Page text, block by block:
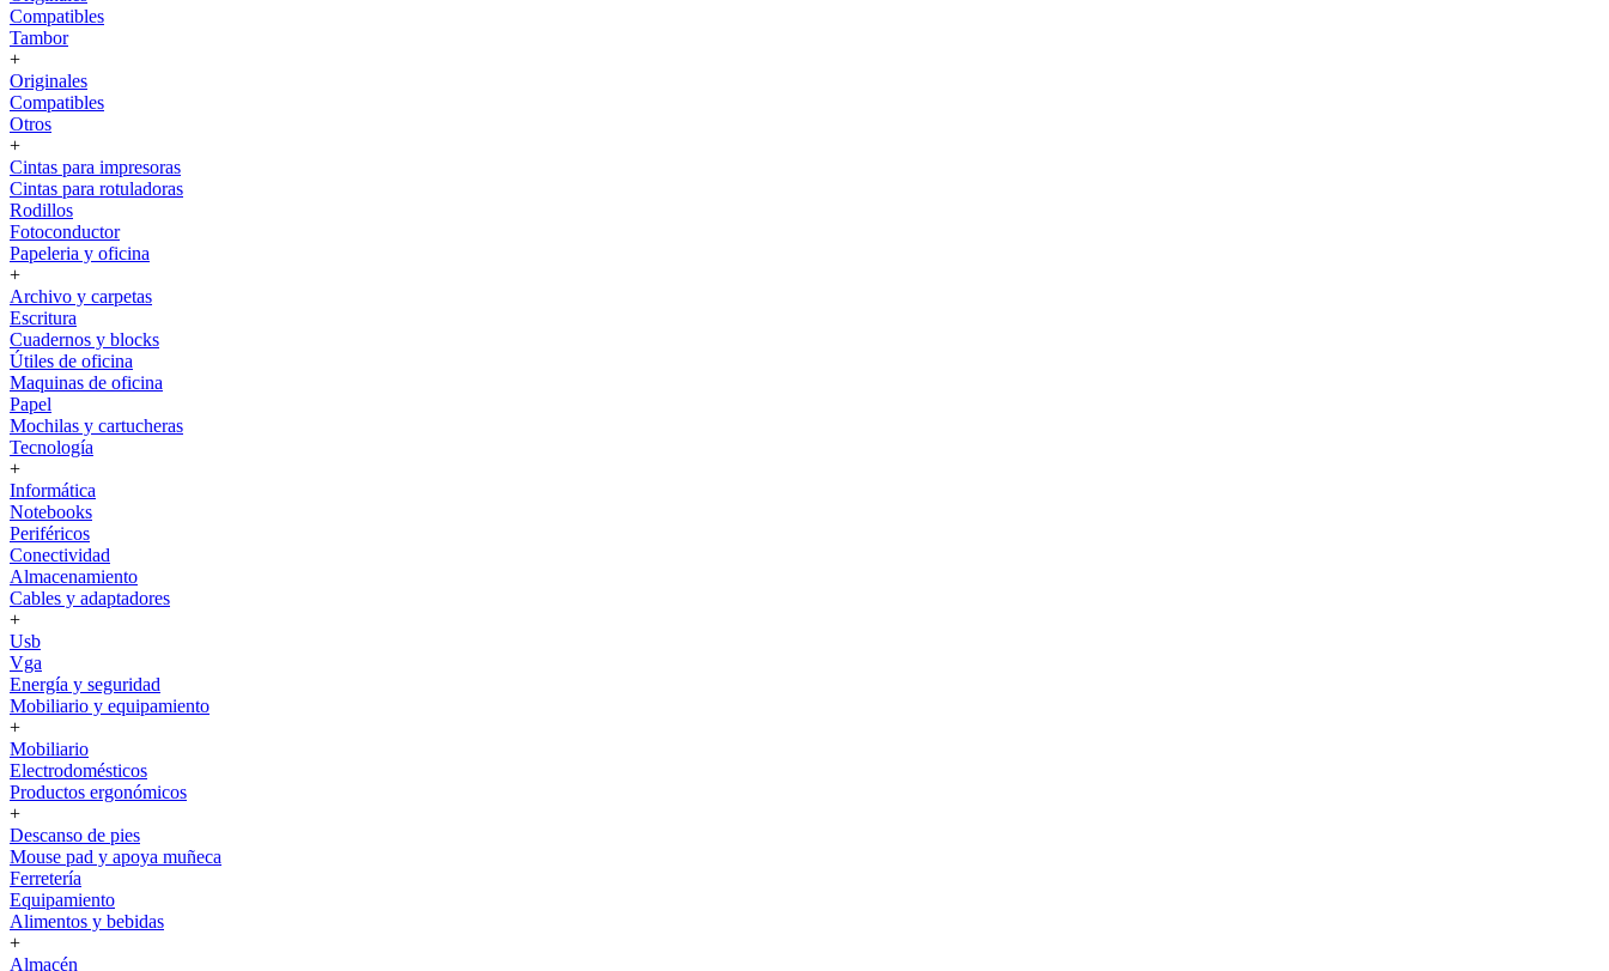
Compatibles
Tambor
+
Originales
Compatibles
Otros
+
Cintas para impresoras
Cintas para rotuladoras
Rodillos
Fotoconductor
Papeleria y oficina
+
Archivo y carpetas
Escritura
Cuadernos y blocks
Útiles de oficina
Maquinas de oficina
Papel
Mochilas y cartucheras
Tecnología
+
Informática
Notebooks
Periféricos
Conectividad
Almacenamiento
Cables y adaptadores
+
Usb
Vga
Energía y seguridad
Mobiliario y equipamiento
+
Mobiliario
Electrodomésticos
Productos ergonómicos
+
Descanso de pies
Mouse pad y apoya muñeca
Ferretería
Equipamiento
Alimentos y bebidas
+
Almacén